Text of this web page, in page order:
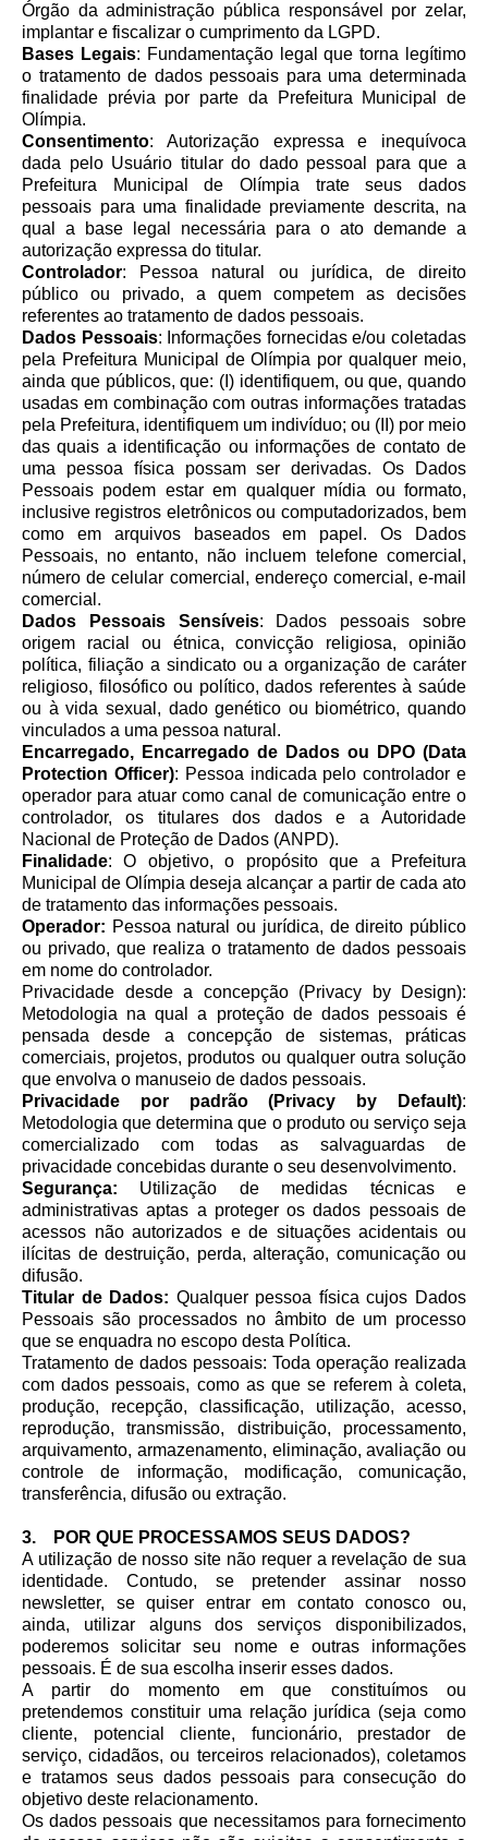
Órgão da administração pública responsável por zelar,
implantar e fiscalizar o cumprimento da LGPD.
Bases Legais: Fundamentação legal que torna legítimo
o tratamento de dados pessoais para uma determinada
finalidade prévia por parte da Prefeitura Municipal de
Olímpia.
Consentimento: Autorização expressa e inequívoca
dada pelo Usuário titular do dado pessoal para que a
Prefeitura Municipal de Olímpia trate seus dados
pessoais para uma finalidade previamente descrita, na
qual a base legal necessária para o ato demande a
autorização expressa do titular.
Controlador: Pessoa natural ou jurídica, de direito
público ou privado, a quem competem as decisões
referentes ao tratamento de dados pessoais.
Dados Pessoais: Informações fornecidas e/ou coletadas
pela Prefeitura Municipal de Olímpia por qualquer meio,
ainda que públicos, que: (I) identifiquem, ou que, quando
usadas em combinação com outras informações tratadas
pela Prefeitura, identifiquem um indivíduo; ou (II) por meio
das quais a identificação ou informações de contato de
uma pessoa física possam ser derivadas. Os Dados
Pessoais podem estar em qualquer mídia ou formato,
inclusive registros eletrônicos ou computadorizados, bem
como em arquivos baseados em papel. Os Dados
Pessoais, no entanto, não incluem telefone comercial,
número de celular comercial, endereço comercial, e-mail
comercial.
Dados Pessoais Sensíveis: Dados pessoais sobre
origem racial ou étnica, convicção religiosa, opinião
política, filiação a sindicato ou a organização de caráter
religioso, filosófico ou político, dados referentes à saúde
ou à vida sexual, dado genético ou biométrico, quando
vinculados a uma pessoa natural.
Encarregado, Encarregado de Dados ou DPO (Data
Protection Officer): Pessoa indicada pelo controlador e
operador para atuar como canal de comunicação entre o
controlador, os titulares dos dados e a Autoridade
Nacional de Proteção de Dados (ANPD).
Finalidade: O objetivo, o propósito que a Prefeitura
Municipal de Olímpia deseja alcançar a partir de cada ato
de tratamento das informações pessoais.
Operador: Pessoa natural ou jurídica, de direito público
ou privado, que realiza o tratamento de dados pessoais
em nome do controlador.
Privacidade desde a concepção (Privacy by Design):
Metodologia na qual a proteção de dados pessoais é
pensada desde a concepção de sistemas, práticas
comerciais, projetos, produtos ou qualquer outra solução
que envolva o manuseio de dados pessoais.
Privacidade por padrão (Privacy by Default):
Metodologia que determina que o produto ou serviço seja
comercializado com todas as salvaguardas de
privacidade concebidas durante o seu desenvolvimento.
Segurança: Utilização de medidas técnicas e
administrativas aptas a proteger os dados pessoais de
acessos não autorizados e de situações acidentais ou
ilícitas de destruição, perda, alteração, comunicação ou
difusão.
Titular de Dados: Qualquer pessoa física cujos Dados
Pessoais são processados no âmbito de um processo
que se enquadra no escopo desta Política.
Tratamento de dados pessoais: Toda operação realizada
com dados pessoais, como as que se referem à coleta,
produção, recepção, classificação, utilização, acesso,
reprodução, transmissão, distribuição, processamento,
arquivamento, armazenamento, eliminação, avaliação ou
controle de informação, modificação, comunicação,
transferência, difusão ou extração.
3. POR QUE PROCESSAMOS SEUS DADOS?
A utilização de nosso site não requer a revelação de sua
identidade. Contudo, se pretender assinar nosso
newsletter, se quiser entrar em contato conosco ou,
ainda, utilizar alguns dos serviços disponibilizados,
poderemos solicitar seu nome e outras informações
pessoais. É de sua escolha inserir esses dados.
A partir do momento em que constituímos ou
pretendemos constituir uma relação jurídica (seja como
cliente, potencial cliente, funcionário, prestador de
serviço, cidadãos, ou terceiros relacionados), coletamos
e tratamos seus dados pessoais para consecução do
objetivo deste relacionamento.
Os dados pessoais que necessitamos para fornecimento